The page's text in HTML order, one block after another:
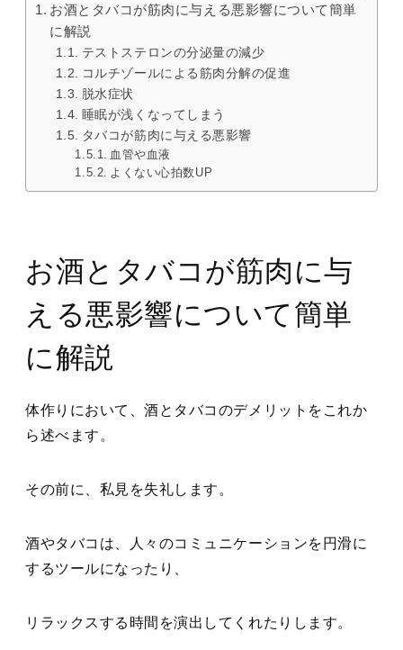
お酒とタバコが筋肉に与える悪影響について簡単
に解説
テストステロンの分泌量の減少
コルチゾールによる筋肉分解の促進
脱水症状
睡眠が浅くなってしまう
タバコが筋肉に与える悪影響
血管や血液
よくない心拍数UP
お酒とタバコが筋肉に与
える悪影響について簡単
に解説
体作りにおいて、酒とタバコのデメリットをこれか
ら述べます。
その前に、私見を失礼します。
酒やタバコは、人々のコミュニケーションを円滑に
するツールになったり、
リラックスする時間を演出してくれたりします。